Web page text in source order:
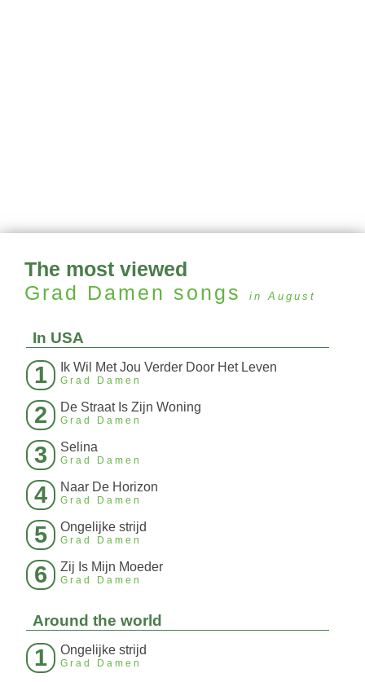
The most viewed
Grad Damen songs in August
In USA
1 Ik Wil Met Jou Verder Door Het Leven
Grad Damen
2 De Straat Is Zijn Woning
Grad Damen
3 Selina
Grad Damen
4 Naar De Horizon
Grad Damen
5 Ongelijke strijd
Grad Damen
6 Zij Is Mijn Moeder
Grad Damen
Around the world
1 Ongelijke strijd
Grad Damen